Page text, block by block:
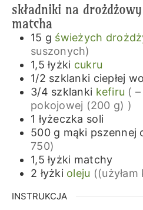
składniki na
matcha
15 g świeżych
suszonych)
1,5 łyżki cukru
1/2 szklanki ciepłej
3/4 szklanki kefiru (
pokojowej (200 g) )
1 łyżeczka soli
500 g mąki pszennej
750)
1,5 łyżki matchy
2 łyżki oleju
INSTRUKCJA